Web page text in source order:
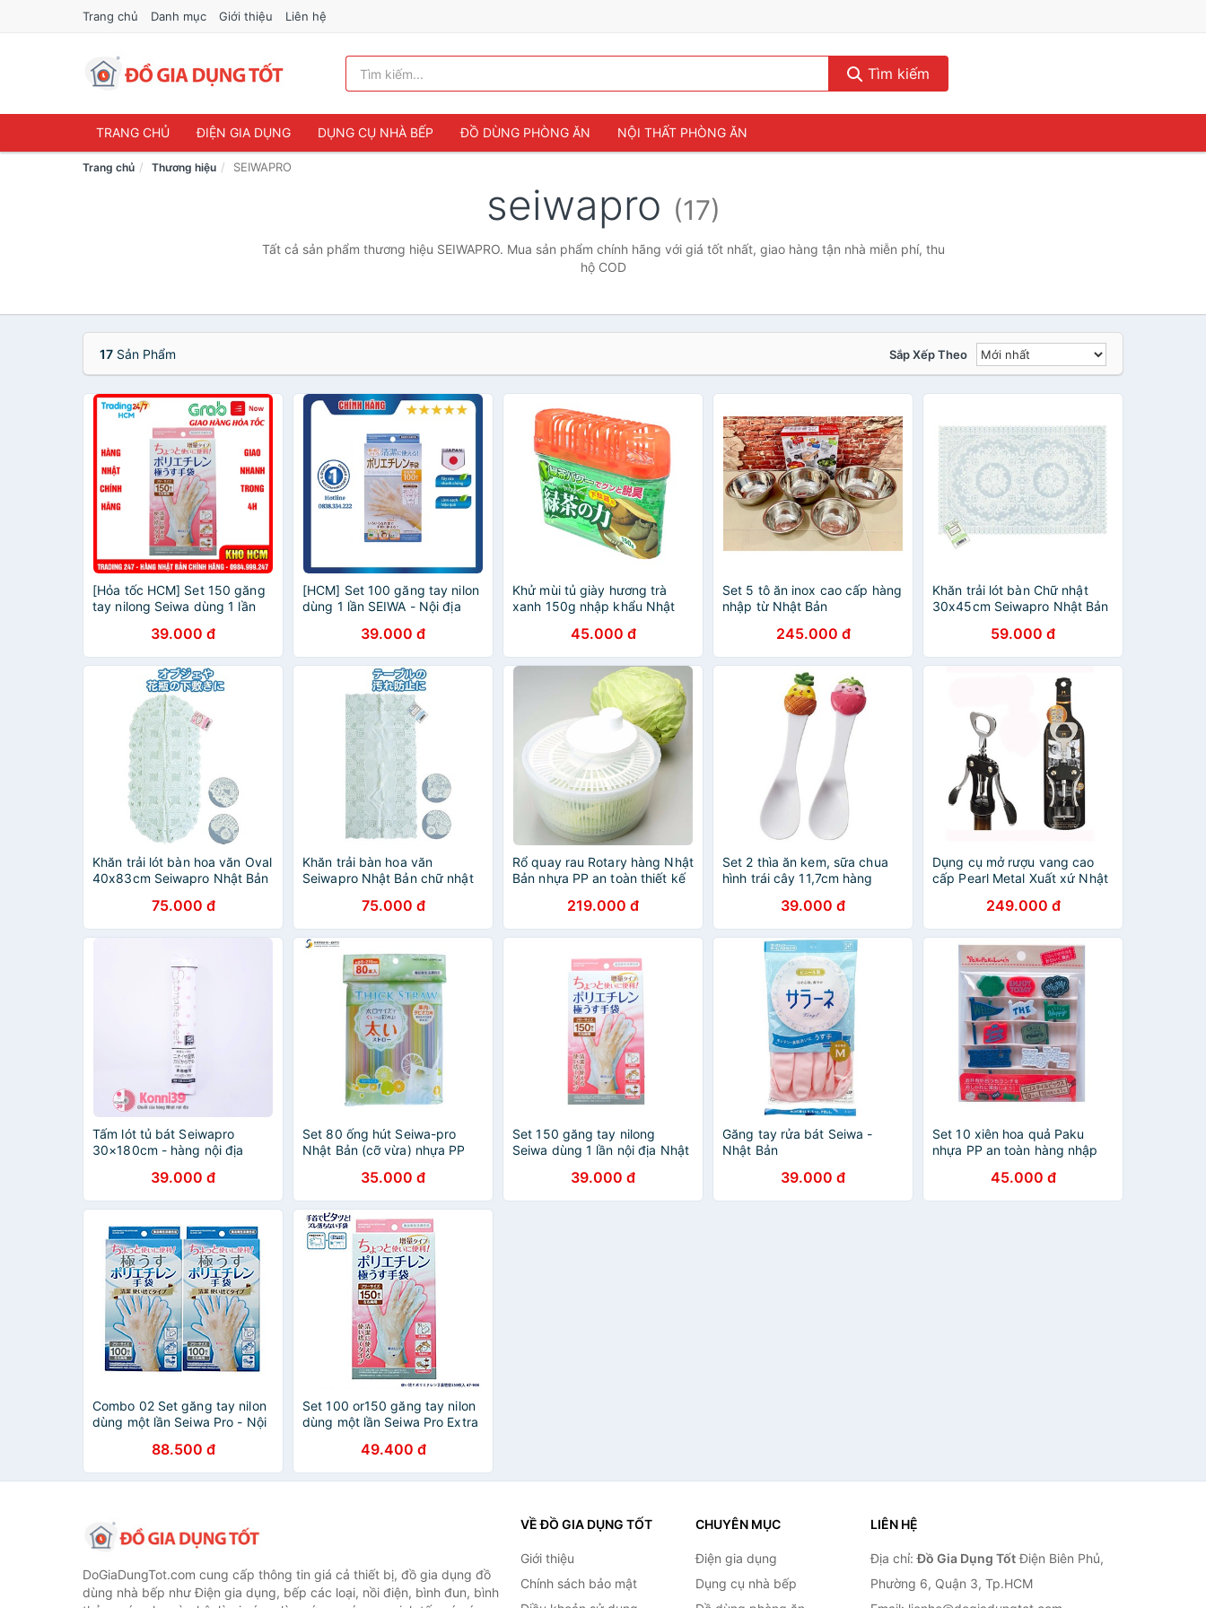
Trang chủ Danh mục Giới thiệu Liên hệ
Tìm kiếm
TRANG CHỦ ĐIỆN GIA DỤNG DỤNG CỤ NHÀ BẾP ĐỒ DÙNG PHÒNG ĂN NỘI THẤT PHÒNG ĂN
Trang chủ Thương hiệu SEIWAPRO
seiwapro (17)
Tất cả sản phẩm thương hiệu SEIWAPRO. Mua sản phẩm chính hãng với giá tốt nhất, giao hàng tận nhà miễn phí, thu
hộ COD
17 Sản Phẩm Sắp Xếp Theo
[Hỏa tốc HCM] Set 150 găng
tay nilong Seiwa dùng 1 lần
39.000 đ
[HCM] Set 100 găng tay nilon
dùng 1 lần SEIWA - Nội địa
39.000 đ
Khử mùi tủ giày hương trà
xanh 150g nhập khẩu Nhật
45.000 đ
Set 5 tô ăn inox cao cấp hàng
nhập từ Nhật Bản
245.000 đ
Khăn trải lót bàn Chữ nhật
30x45cm Seiwapro Nhật Bản
59.000 đ
Khăn trải lót bàn hoa văn Oval
40x83cm Seiwapro Nhật Bản
75.000 đ
Khăn trải bàn hoa văn
Seiwapro Nhật Bản chữ nhật
75.000 đ
Rổ quay rau Rotary hàng Nhật
Bản nhựa PP an toàn thiết kế
219.000 đ
Set 2 thìa ăn kem, sữa chua
hình trái cây 11,7cm hàng
39.000 đ
Dụng cụ mở rượu vang cao
cấp Pearl Metal Xuất xứ Nhật
249.000 đ
Tấm lót tủ bát Seiwapro
30×180cm - hàng nội địa
190088680639.000 đ
Set 80 ống hút Seiwa-pro
Nhật Bản (cỡ vừa) nhựa PP
toàn cho sức khỏe
35.000 đ
Set 150 găng tay nilong
Seiwa dùng 1 lần nội địa Nhật
39.000 đ
Găng tay rửa bát Seiwa -
Nhật Bản
39.000 đ
Set 10 xiên hoa quả Paku
nhựa PP an toàn hàng nhập
45.000 đ
Combo 02 Set găng tay nilon
dùng một lần Seiwa Pro - Nội
88.500 đ
Set 100 or150 găng tay nilon
dùng một lần Seiwa Pro Extra
49.400 đ
DoGiaDungTot.com cung cấp thông tin giá cả thiết bị, đồ gia dụng đồ
dùng nhà bếp như Điện gia dụng, bếp các loại, nồi điện, bình đun, bình
VỀ ĐỒ GIA DỤNG TỐT
Giới thiệu
Chính sách bảo mật
CHUYÊN MỤC
Điện gia dụng
Dụng cụ nhà bếp
LIÊN HỆ
Địa chỉ:Đồ Gia Dụng TốtĐiện Biên Phủ,
Phường 6, Quận 3, Tp.HCM